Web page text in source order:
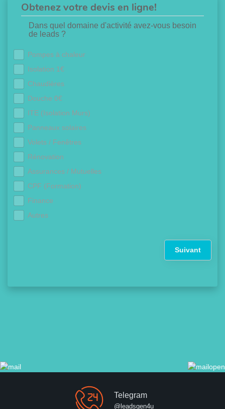
Obtenez votre devis en ligne!
Dans quel domaine d'activité avez-vous besoin
de leads ?
Pompes à chaleur
Isolation 1€
Chaudières
Douche 0€
ITE (Isolation Murs)
Panneaux solaires
Volets / Fenêtres
Rénovation
Assurances / Mutuelles
CPF (Formation)
Finance
Autres
Suivant
Telegram
@leadsgen4u